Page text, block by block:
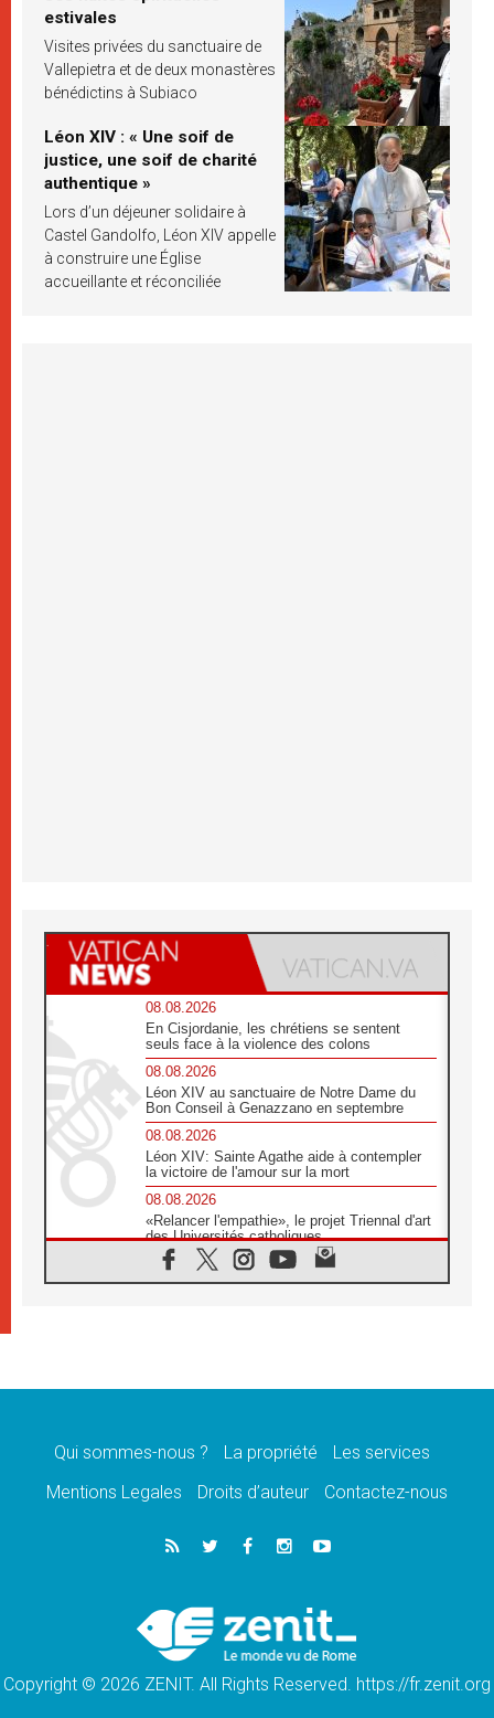
estivales
Visites privées du sanctuaire de
Vallepietra et de deux monastères
bénédictins à Subiaco
Léon XIV : « Une soif de
justice, une soif de charité
authentique »
Lors d’un déjeuner solidaire à
Castel Gandolfo, Léon XIV appelle
à construire une Église
accueillante et réconciliée
08.08.2026
En Cisjordanie, les chrétiens se sentent
seuls face à la violence des colons
08.08.2026
Léon XIV au sanctuaire de Notre Dame du
Bon Conseil à Genazzano en septembre
08.08.2026
Léon XIV: Sainte Agathe aide à contempler
la victoire de l'amour sur la mort
08.08.2026
«Relancer l'empathie», le projet Triennal d'art
des Universités catholiques
08.08.2026
Signis 2026, donner la parole aux religieuses
07.08.2026
07.08.2026
de l'Assomption et mémoire nationale
«La paix commence par l'empathie» estime
le cardinal Parolin
En Colombie, «la paix ne s'achète pas avec
une signature»
Qui sommes-nous ? La propriété
Les services
Mentions Legales
Droits d’auteur Contactez-nous
Copyright © 2026 ZENIT. All Rights Reserved. https://fr.zenit.org